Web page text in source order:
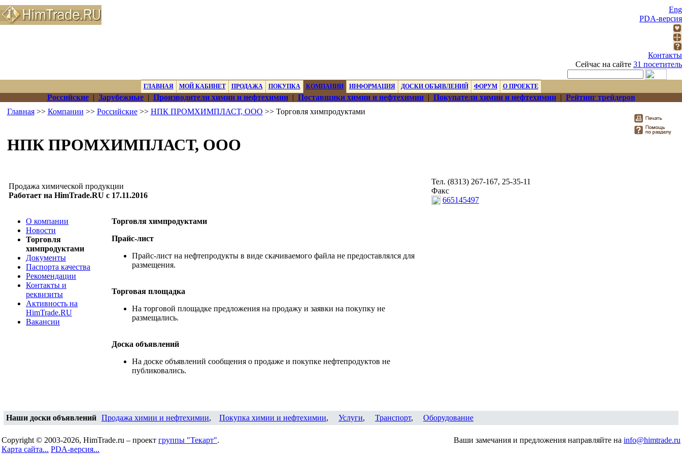
Eng
PDA-версия
Контакты
Сейчас на сайте 31 посетитель
ГЛАВНАЯ МОЙ КАБИНЕТ ПРОДАЖА ПОКУПКА КОМПАНИИ ИНФОРМАЦИЯ ДОСКИ ОБЪЯВЛЕНИЙ ФОРУМ О ПРОЕКТЕ
Российские| Зарубежные| Производители химии и нефтехимии| Поставщики химии и нефтехимии| Покупатели химии и нефтехимии| Рейтинг трейдеров
Главная>> Компании >> Российские>> НПК ПРОМХИМПЛАСТ, ООО >> Торговля химпродуктами
НПК ПРОМХИМПЛАСТ, ООО
Продажа химической продукции
Работает на HimTrade.RU с 17.11.2016
Тел. (8313) 267-167, 25-35-11
Факс
665145497
О компании
Новости
Торговля
химпродуктами
Документы
Паспорта качества
Рекомендации
Контакты и
реквизиты
Активность на
HimTrade.RU
Вакансии
Торговля химпродуктами
Прайс-лист
Прайс-лист на нефтепродукты в виде скачиваемого файла не предоставлялся для
размещения.
Торговая площадка
На торговой площадке предложения на продажу и заявки на покупку не
размещались.
Доска объявлений
На доске объявлений сообщения о продаже и покупке нефтепродуктов не
публиковались.
Наши доски объявлений Продажа химии и нефтехимии, Покупка химии и нефтехимии, Услуги, Транспорт, Оборудование
Copyright © 2003-2026, HimTrade.ru – проект группы "Текарт".
Карта сайта... PDA-версия...
Ваши замечания и предложения направляйте на info@himtrade.ru